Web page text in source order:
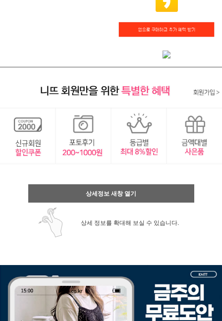
상세정보 새창 열기
상세 정보를 확대해 보실 수 있습니다.